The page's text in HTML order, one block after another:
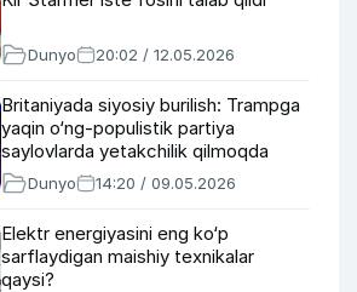
Dunyo 20:02 / 12.05.2026
Britaniyada siyosiy burilish: Trampga
yaqin o‘ng-populistik partiya
saylovlarda yetakchilik qilmoqda
Dunyo 14:20 / 09.05.2026
Elektr energiyasini eng ko‘p
sarflaydigan maishiy texnikalar
qaysi?